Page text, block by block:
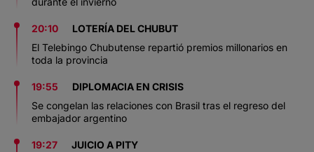
20:10
LOTERÍA DEL CHUBUT
El Telebingo Chubutense repartió premios millonarios en
toda la provincia
19:55
DIPLOMACIA EN CRISIS
Se congelan las relaciones con Brasil tras el regreso del
embajador argentino
19:27
JUICIO A PITY